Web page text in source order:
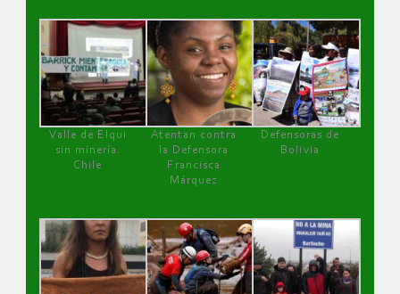
Valle de Elqui
sin minería.
Chile
Atentan contra
la Defensora
Francisca
Márquez
Defensoras de
Bolivia